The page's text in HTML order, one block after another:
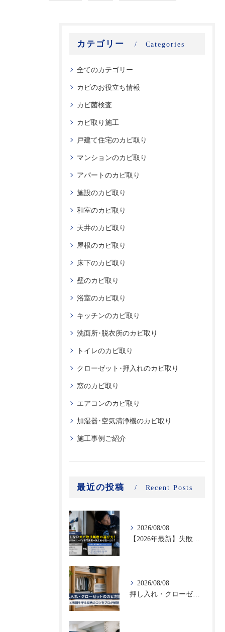
カテゴリー Categories
全てのカテゴリー
カビのお役立ち情報
カビ菌検査
カビ取り施工
戸建て住宅のカビ取り
マンションのカビ取り
アパートのカビ取り
施設のカビ取り
和室のカビ取り
天井のカビ取り
屋根のカビ取り
床下のカビ取り
壁のカビ取り
浴室のカビ取り
キッチンのカビ取り
洗面所･脱衣所のカビ取り
トイレのカビ取り
クローゼット･押入れのカビ取り
窓のカビ取り
エアコンのカビ取り
加湿器･空気清浄機のカビ取り
施工事例ご紹介
最近の投稿 Recent Posts
2026/08/08
【2026年最新】失敗しないカビ取り業者の選び方！ハウスクリーニングと専門業者の決定的な違いとは？
2026/08/08
押し入れ・クローゼットのカビ対策｜衣類と布団を守る収納のコツをプロが解説